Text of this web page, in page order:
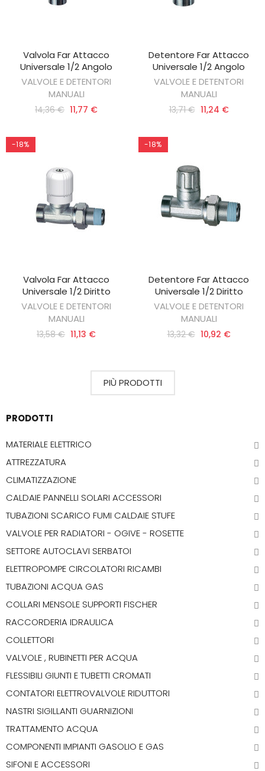
AGGIUNGI AL CARRELLO
Valvola Far Attacco
Universale 1/2 Angolo
VALVOLE E DETENTORI
MANUALI
14,36 € 11,77 €
AGGIUNGI AL CARRELLO
Detentore Far Attacco
Universale 1/2 Angolo
VALVOLE E DETENTORI
MANUALI
13,71 € 11,24 €
-18%
AGGIUNGI AL CARRELLO
Valvola Far Attacco
Universale 1/2 Diritto
VALVOLE E DETENTORI
MANUALI
13,58 € 11,13 €
-18%
AGGIUNGI AL CARRELLO
Detentore Far Attacco
Universale 1/2 Diritto
VALVOLE E DETENTORI
MANUALI
13,32 € 10,92 €
PIÙ PRODOTTI
PRODOTTI
MATERIALE ELETTRICO
ATTREZZATURA
CLIMATIZZAZIONE
CALDAIE PANNELLI SOLARI ACCESSORI
TUBAZIONI SCARICO FUMI CALDAIE STUFE
VALVOLE PER RADIATORI - OGIVE - ROSETTE
SETTORE AUTOCLAVI SERBATOI
ELETTROPOMPE CIRCOLATORI RICAMBI
TUBAZIONI ACQUA GAS
COLLARI MENSOLE SUPPORTI FISCHER
RACCORDERIA IDRAULICA
COLLETTORI
VALVOLE , RUBINETTI PER ACQUA
FLESSIBILI GIUNTI E TUBETTI CROMATI
CONTATORI ELETTROVALVOLE RIDUTTORI
NASTRI SIGILLANTI GUARNIZIONI
TRATTAMENTO ACQUA
COMPONENTI IMPIANTI GASOLIO E GAS
SIFONI E ACCESSORI